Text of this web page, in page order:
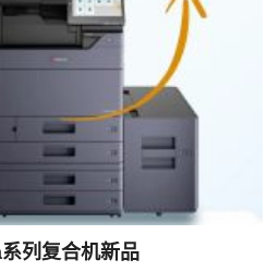
列复合机新品